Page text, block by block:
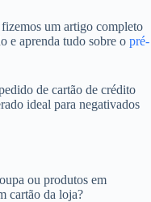
um artigo completo
e aprenda tudo sobre o pré-
de cartão de crédito
ideal para negativados
ou produtos em
cartão da loja?